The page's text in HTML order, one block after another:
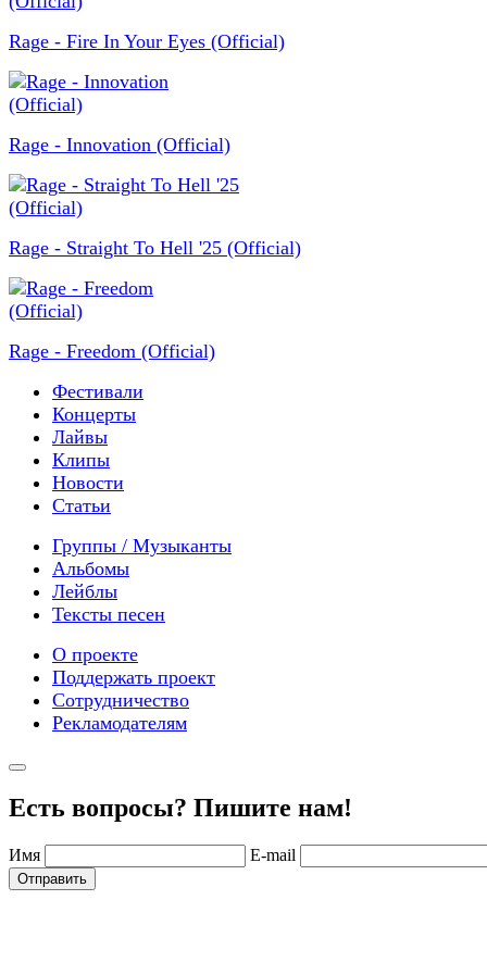
Rage - Fire In Your Eyes (Official)
Rage - Innovation (Official)
Rage - Straight To Hell '25 (Official)
Rage - Freedom (Official)
Фестивали
Концерты
Лайвы
Клипы
Новости
Статьи
Группы / Музыканты
Альбомы
Лейблы
Тексты песен
О проекте
Поддержать проект
Сотрудничество
Рекламодателям
Есть вопросы? Пишите нам!
Имя E-mail